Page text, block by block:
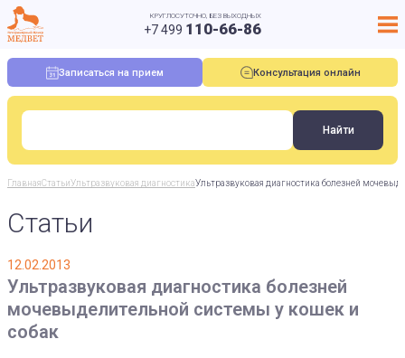
КРУГЛОСУТОЧНО, БЕЗ ВЫХОДНЫХ
+7 499 110-66-86
Записаться на прием Консультация онлайн
ГлавнаяСтатьиУльтразвуковая диагностикаУльтразвуковая диагностика болезней
Статьи
12.02.2013
Ультразвуковая диагностика болезней
мочевыделительной системы у кошек и
собак